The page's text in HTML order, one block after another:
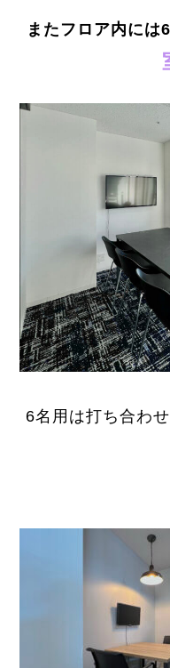
またフロア内には
6名用は打ち合わ